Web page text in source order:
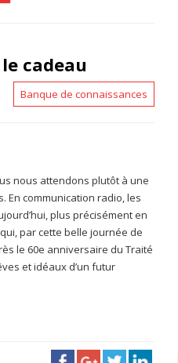
cadeau
Banque de connaissances
nous attendons plutôt à une
En communication radio, les
plus précisément en
par cette belle journée de
le 60e anniversaire du Traité
et idéaux d’un futur